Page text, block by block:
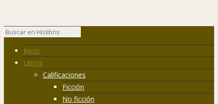
Inicio
Libros
Calificaciones
Ficción
No ficción